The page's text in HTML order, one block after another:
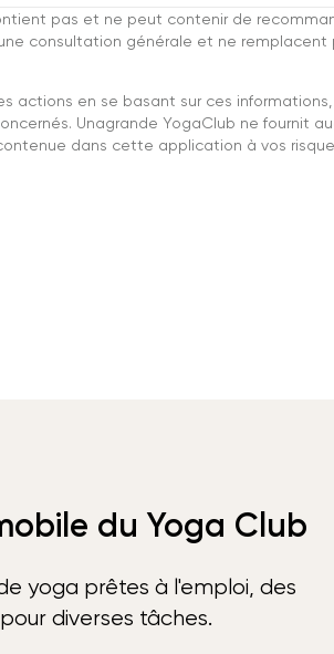
pas et ne peut contenir de
consultation générale et ne remplacent
actions en se basant sur ces
Unagrande YogaClub ne fournit
dans cette application à vos
du Yoga Club
yoga prêtes à l'emploi, des
diverses tâches.